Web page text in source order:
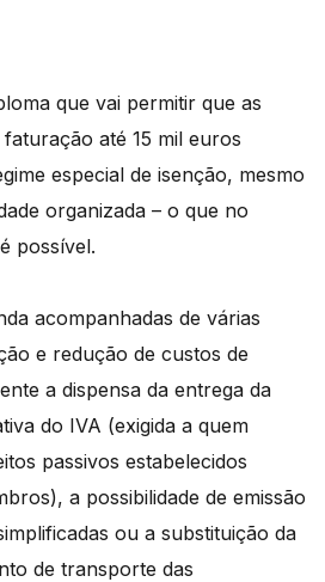
que vai permitir que as
até 15 mil euros
especial de isenção, mesmo
organizada – o que no
possível.
acompanhadas de várias
e redução de custos de
a dispensa da entrega da
do IVA (exigida a quem
passivos estabelecidos
a possibilidade de emissão
ou a substituição da
de transporte das